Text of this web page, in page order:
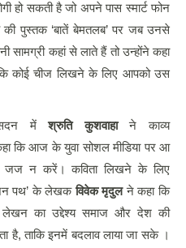
हो सकती है जो अपने पास स्मार्ट फोन
की पुस्तक ‘बातें बेमतलब’ पर जब उनसे
सामग्री कहां से लाते हैं तो उन्होंने कहा
कोई चीज लिखने के लिए आपको उस
सदन मेंश्रुति कुशवाहाने काव्य
कि आज के युवा सोशल मीडिया पर आ
न करें। कविता लिखने के लिए
पथ’ के लेखकविवेक मृदुलने कहा कि
का उद्देश्य समाज और देश की
है, ताकि इनमें बदलाव लाया जा सके ।